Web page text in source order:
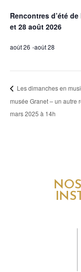
Rencontres d’été de
et 28 août 2026
août 26 -août 28
Les dimanches en
musée Granet – un autre
mars 2025 à 14h